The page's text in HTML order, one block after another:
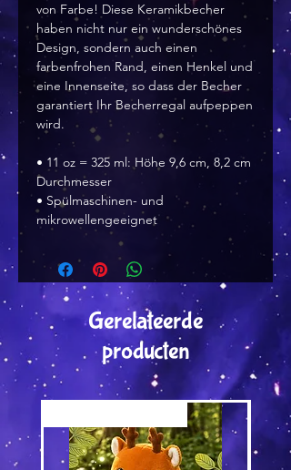
von Farbe! Diese Keramikbecher
haben nicht nur ein wunderschönes
Design, sondern auch einen
farbenfrohen Rand, einen Henkel und
eine Innenseite, so dass der Becher
garantiert Ihr Becherregal aufpeppen
wird.
• 11 oz = 325 ml: Höhe 9,6 cm, 8,2 cm
Durchmesser
• Spülmaschinen- und
mikrowellengeeignet
Gerelateerde
producten